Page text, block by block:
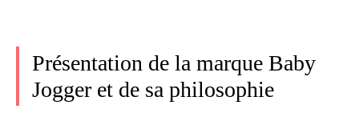
Présentation de la marque Baby
Jogger et de sa philosophie